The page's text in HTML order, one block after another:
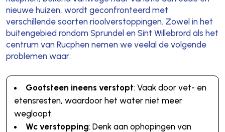
nieuwe huizen, wordt geconfronteerd met
verschillende soorten rioolverstoppingen. Zowel in het
buitengebied rondom Sprundel en Sint Willebrord als het
centrum van Rucphen nemen we veelal de volgende
problemen waar:
Gootsteen ineens verstopt: Vaak door vet- en
etensresten, waardoor het water niet meer
wegloopt.
Wc verstopping: Denk aan ophopingen van